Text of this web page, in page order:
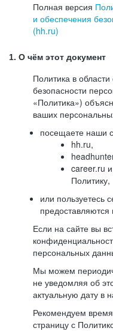
Полная версия
и обеспечения
(hh.ru)
1. О чём этот документ
Политика в
безопасности
«Политика»)
ваших
посещаете наши
hh.ru,
career.ru
Политику,
или пользуетесь
предоставляются
Если на сайте вы
персональных
Мы можем
не уведомляя об
актуальную дату в
Рекомендуем
страницу с